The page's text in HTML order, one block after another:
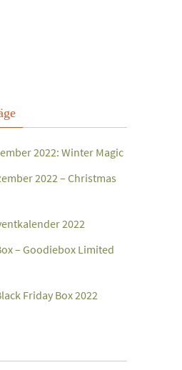
2022: Winter Magic
2022 – Christmas
2022
– Goodiebox Limited
Friday Box 2022